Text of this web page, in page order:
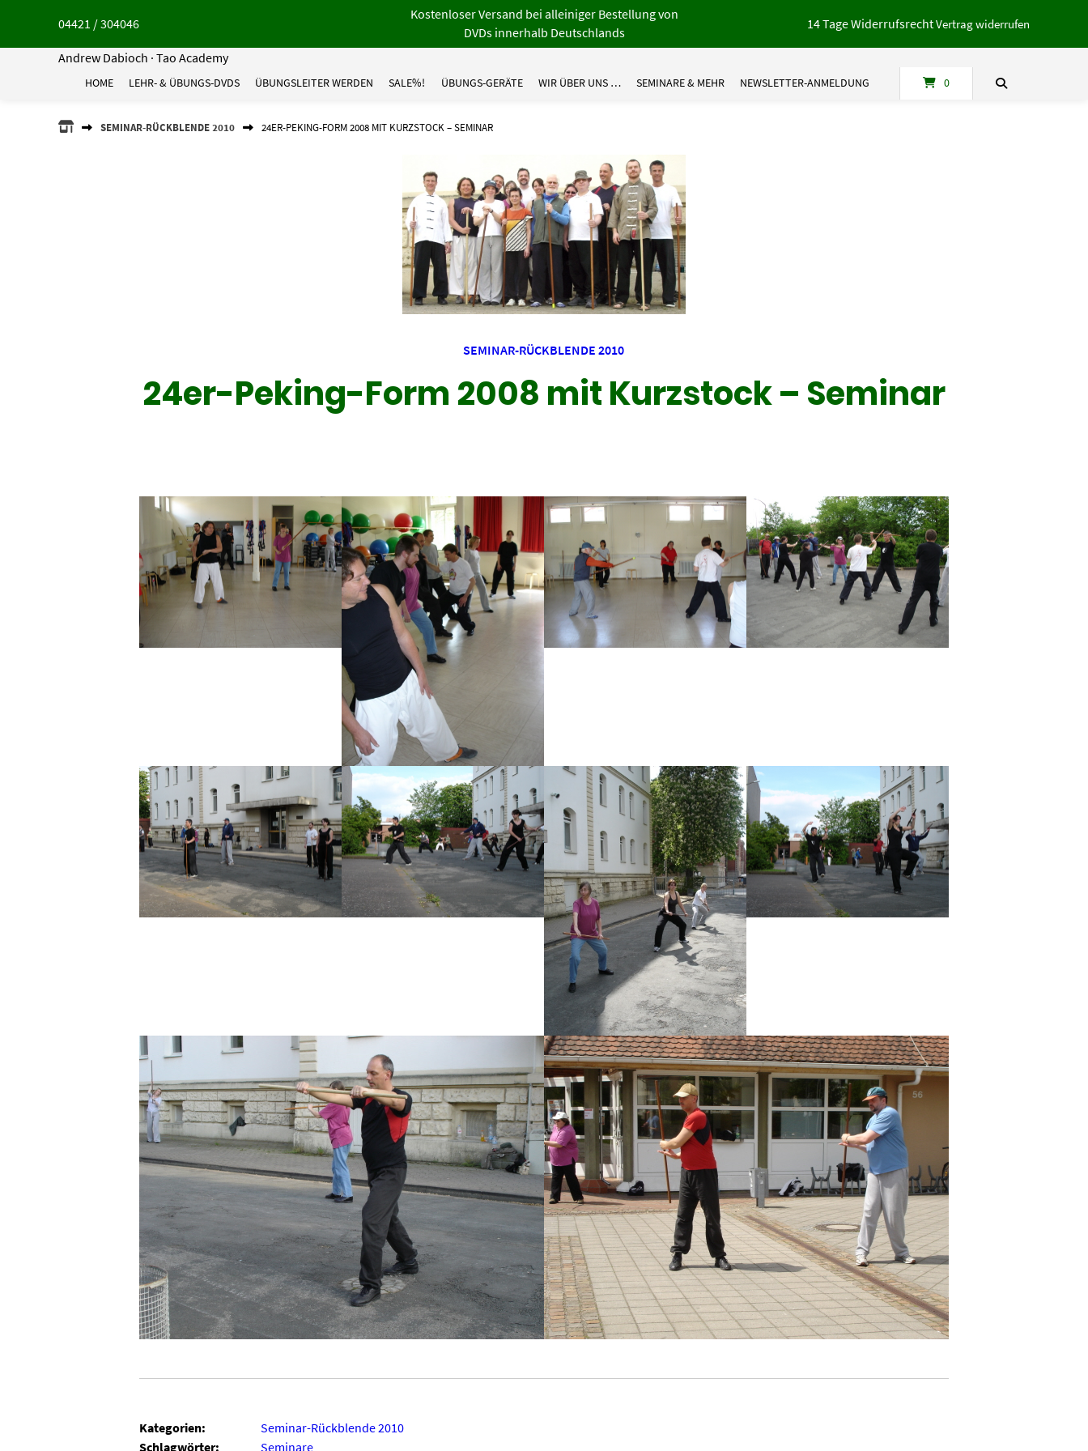
Inhalt
04421 / 304046
Kostenloser Versand bei alleiniger Bestellung von
DVDs innerhalb Deutschlands
14 Tage WiderrufsrechtVertrag widerrufen
Andrew Dabioch · Tao Academy
HOME LEHR- & ÜBUNGS-DVDS ÜBUNGSLEITER WERDEN SALE%! ÜBUNGS-GERÄTE WIR ÜBER UNS … SEMINARE & MEHR NEWSLETTER-ANMELDUNG 0
ANDREWSEMINAR-RÜCKBLENDE 2010 24ER-PEKING-FORM 2008 MIT KURZSTOCK – SEMINAR
SEMINAR-RÜCKBLENDE 2010
24er-Peking-Form 2008 mit Kurzstock – Seminar
Kategorien:
Seminar-Rückblende 2010
Schlagwörter:
Seminare